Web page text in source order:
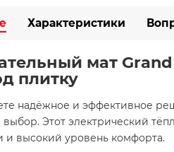
Характеристики
мат
плитку
надёжное и эффективное
Этот электрический
и высокий уровень комфорта.